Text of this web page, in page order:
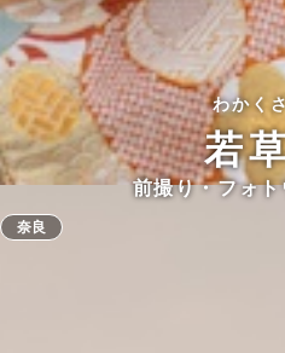
わかく
若
前撮り・フォ
奈良